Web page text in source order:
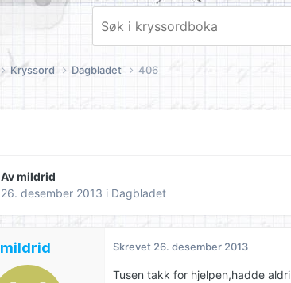
Kryssord Dagbladet 406
Avmildrid
26. desember 2013 i Dagbladet
mildrid Skrevet 26. desember 2013
Tusen takk for hjelpen,hadde